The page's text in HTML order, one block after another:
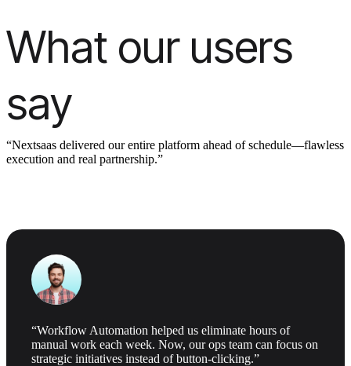
What our users
say
“Nextsaas delivered our entire platform ahead of schedule—flawless
execution and real partnership.”
“Workflow Automation helped us eliminate hours of
manual work each week. Now, our ops team can focus on
strategic initiatives instead of button-clicking.”